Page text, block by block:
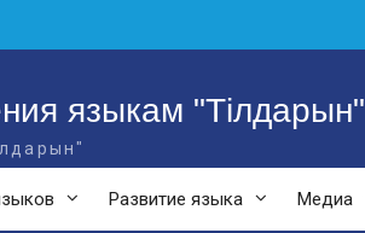
языкам "Тілдарын"
Развитие языка Медиа